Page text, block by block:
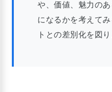
や、価値、魅力の
になるかを考えて
トとの差別化を図り